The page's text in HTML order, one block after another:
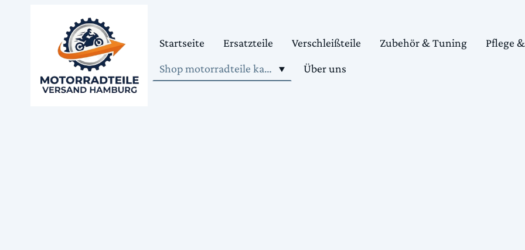
Startseite Ersatzteile Verschleißteile Zubehör & Tuning
Pflege
Shop motorradteile kaufen
Über uns